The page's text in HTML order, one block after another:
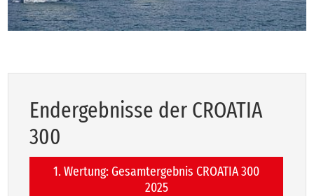
End­er­geb­nis­se der CROA­TIA
300
1. Wertung: Gesamtergebnis CROATIA 300
2025